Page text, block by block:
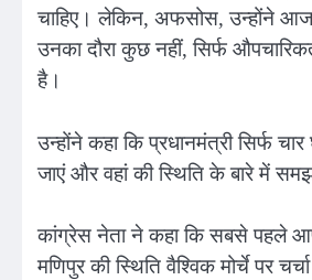
चाहिए। लेकिन, अफसोस, उन्होंने आज
उनका दौरा कुछ नहीं, सिर्फ
है।
उन्होंने कहा कि प्रधानमंत्री सिर्फ
जाएं और वहां की स्थिति के बारे में
कांग्रेस नेता ने कहा कि सबसे पहले
मणिपुर की स्थिति वैश्विक मोर्चे पर